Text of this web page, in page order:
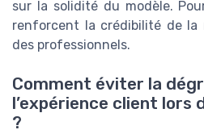
sur la solidité du modèle.
renforcent la crédibilité de la
des professionnels.
Comment éviter la
l’expérience client lors
?